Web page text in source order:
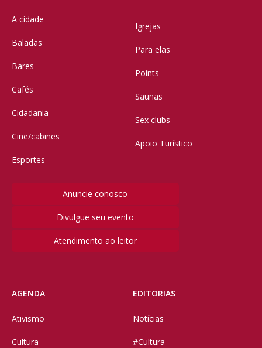
A cidade
Baladas
Bares
Cafés
Cidadania
Cine/cabines
Esportes
Igrejas
Para elas
Points
Saunas
Sex clubs
Apoio Turístico
Anuncie conosco
Divulgue seu evento
Atendimento ao leitor
AGENDA
Ativismo
Cultura
EDITORIAS
Notícias
#Cultura